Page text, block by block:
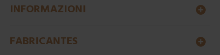
INFORMAZIONI
FABRICANTES